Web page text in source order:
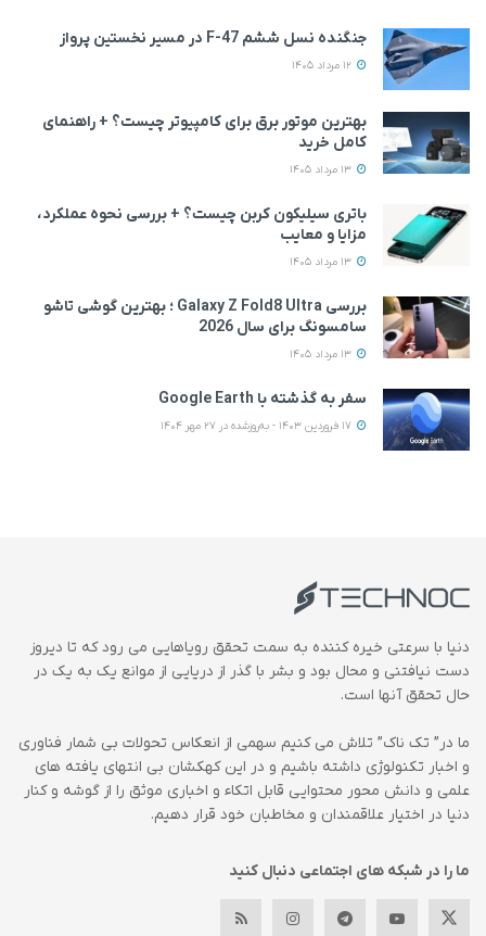
جنگنده نسل ششم F-47 در مسیر نخستین پرواز
بهترین موتور برق برای کامپیوتر چیست؟ + راهنمای
کامل خرید
باتری سیلیکون کربن چیست؟ + بررسی نحوه عملکرد،
مزایا و معایب
بررسی Galaxy Z Fold8 Ultra ؛ بهترین گوشی تاشو
سامسونگ برای سال 2026
سفر به گذشته با Google Earth
دنیا با سرعتی خیره کننده به سمت تحقق رویاهایی می رود که تا دیروز
دست نیافتنی و محال بود و بشر با گذر از دریایی از موانع یک به یک در
حال تحقق آنها است.
ما در” تک ناک” تلاش می کنیم سهمی از انعکاس تحولات بی شمار فناوری
و اخبار تکنولوژی داشته باشیم و در این کهکشان بی انتهای یافته های
علمی و دانش محور محتوایی قابل اتکاء و اخباری موثق را از گوشه و کنار
دنیا در اختیار علاقمندان و مخاطبان خود قرار دهیم.
ما را در شبکه های اجتماعی دنبال کنید